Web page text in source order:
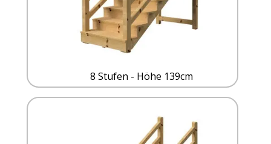
8 Stufen - Höhe 139cm